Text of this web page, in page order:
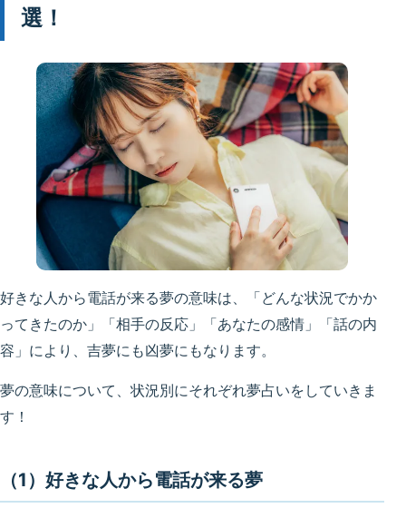
選！
好きな人から電話が来る夢の意味は、「どんな状況でかか
ってきたのか」「相手の反応」「あなたの感情」「話の内
容」により、吉夢にも凶夢にもなります。
夢の意味について、状況別にそれぞれ夢占いをしていきま
す！
（1）好きな人から電話が来る夢